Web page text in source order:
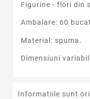
Figurine - flori din
Ambalare: 60
Material: spuma.
Dimensiuni
Informatiile sunt